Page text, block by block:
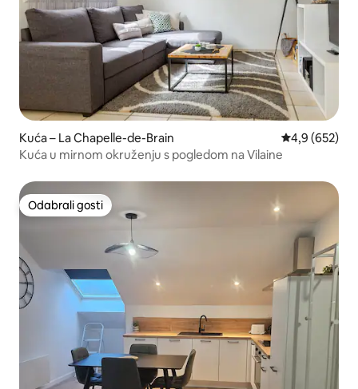
Kuća – La Chapelle-de-Brain Prosječna
4,9 (652)
Kuća u mirnom okruženju s pogledom na Vilaine
Odabrali gosti
Odabrali gosti